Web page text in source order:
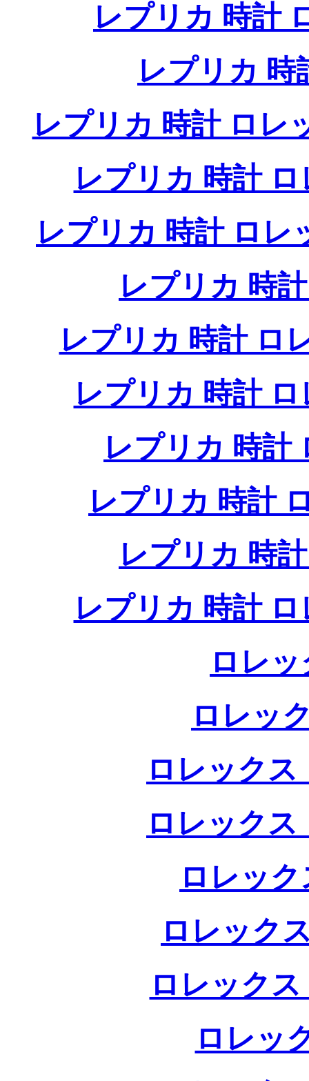
レプリカ 時計
レプリカ 時
レプリカ 時計 ロレ
レプリカ 時計
レプリカ 時計 ロレ
レプリカ 時
レプリカ 時計 ロ
レプリカ 時計
レプリカ 時計
レプリカ 時計
レプリカ 時
レプリカ 時計
ロレ
ロレッ
ロレックス
ロレックス
ロレッ
ロレック
ロレック
ロレッ